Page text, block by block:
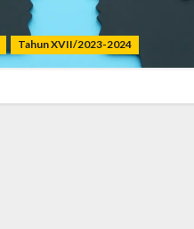
Tahun XVII/2023-2024